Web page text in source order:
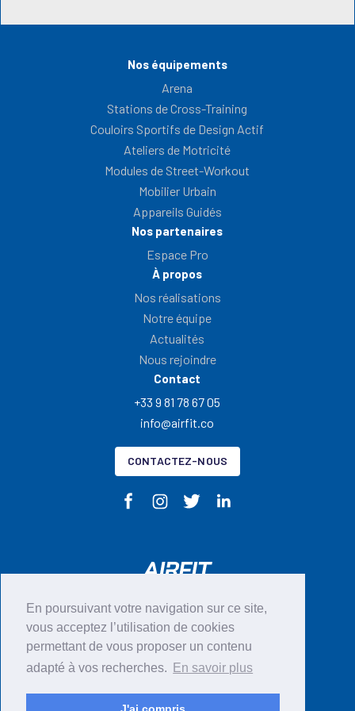
En poursuivant votre navigation sur ce site,
vous acceptez l’utilisation de cookies
permettant de vous proposer un contenu
adapté à vos recherches.
En savoir plus
Nos équipements
Arena
Stations de Cross-Training
Couloirs Sportifs de Design Actif
Ateliers de Motricité
Modules de Street-Workout
Mobilier Urbain
Appareils Guidés
Nos partenaires
Espace Pro
À propos
Nos réalisations
Notre équipe
Actualités
Nous rejoindre
Contact
+33 9 81 78 67 05
info@airfit.co
CONTACTEZ-NOUS
CGU
Mentions légales
RGPD